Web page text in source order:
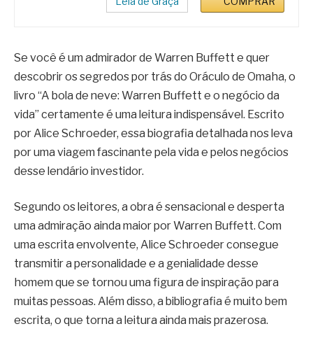
Se você é um admirador de Warren Buffett e quer
descobrir os segredos por trás do Oráculo de Omaha, o
livro “A bola de neve: Warren Buffett e o negócio da
vida” certamente é uma leitura indispensável. Escrito
por Alice Schroeder, essa biografia detalhada nos leva
por uma viagem fascinante pela vida e pelos negócios
desse lendário investidor.
Segundo os leitores, a obra é sensacional e desperta
uma admiração ainda maior por Warren Buffett. Com
uma escrita envolvente, Alice Schroeder consegue
transmitir a personalidade e a genialidade desse
homem que se tornou uma figura de inspiração para
muitas pessoas. Além disso, a bibliografia é muito bem
escrita, o que torna a leitura ainda mais prazerosa.